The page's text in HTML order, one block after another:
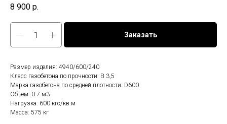
8 900 р.
Заказать
Размер изделия: 4940/600/240
Класс газобетона по прочности: B 3,5
Марка газобетона по средней плотности: D600
Объём: 0.7 м3
Нагрузка: 600 кгс/кв.м
Масса: 575 кг